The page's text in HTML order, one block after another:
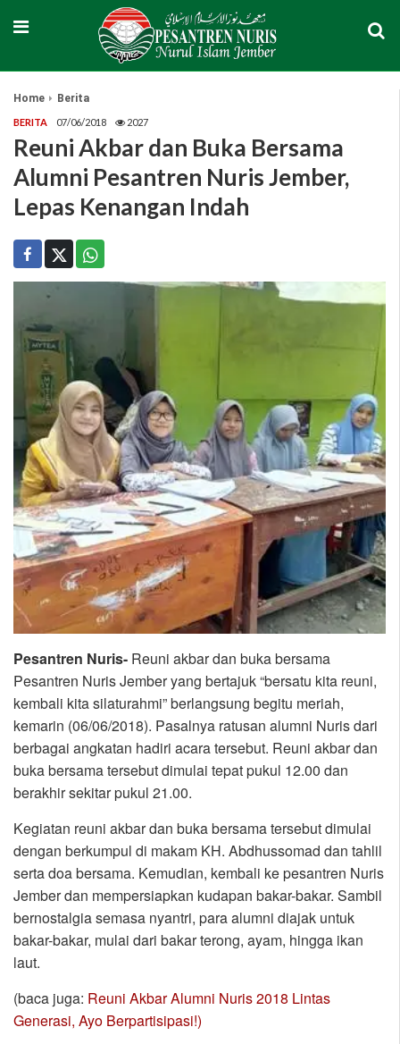
Home Berita
BERITA 07/06/2018 2027
Reuni Akbar dan Buka Bersama
Alumni Pesantren Nuris Jember,
Lepas Kenangan Indah
Pesantren Nuris- Reuni akbar dan buka bersama
Pesantren Nuris Jember yang bertajuk “bersatu kita reuni,
kembali kita silaturahmi” berlangsung begitu meriah,
kemarin (06/06/2018). Pasalnya ratusan alumni Nuris dari
berbagai angkatan hadiri acara tersebut. Reuni akbar dan
buka bersama tersebut dimulai tepat pukul 12.00 dan
berakhir sekitar pukul 21.00.
Kegiatan reuni akbar dan buka bersama tersebut dimulai
dengan berkumpul di makam KH. Abdhussomad dan tahlil
serta doa bersama. Kemudian, kembali ke pesantren Nuris
Jember dan mempersiapkan kudapan bakar-bakar. Sambil
bernostalgia semasa nyantri, para alumni diajak untuk
bakar-bakar, mulai dari bakar terong, ayam, hingga ikan
laut.
(baca juga: Reuni Akbar Alumni Nuris 2018 Lintas
Generasi, Ayo Berpartisipasi!)